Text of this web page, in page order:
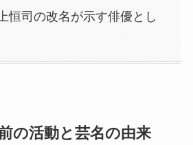
恒司の改名が示す俳優とし
の活動と芸名の由来